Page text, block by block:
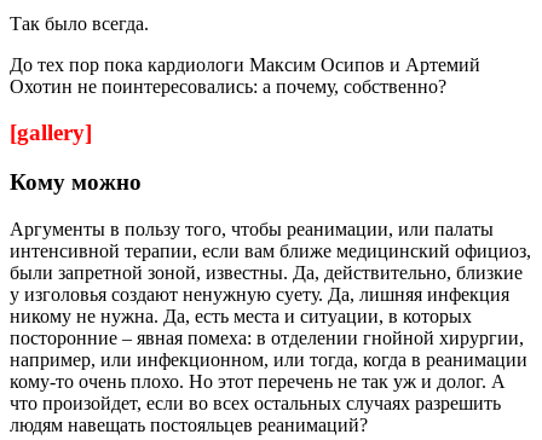
Так было всегда.
До тех пор пока кардиологи Максим Осипов и Артемий
Охотин не поинтересовались: а почему, собственно?
[gallery]
Кому можно
Аргументы в пользу того, чтобы реанимации, или палаты
интенсивной терапии, если вам ближе медицинский официоз,
были запретной зоной, известны. Да, действительно, близкие
у изголовья создают ненужную суету. Да, лишняя инфекция
никому не нужна. Да, есть места и ситуации, в которых
посторонние – явная помеха: в отделении гнойной хирургии,
например, или инфекционном, или тогда, когда в реанимации
кому-то очень плохо. Но этот перечень не так уж и долог. А
что произойдет, если во всех остальных случаях разрешить
людям навещать постояльцев реанимаций?